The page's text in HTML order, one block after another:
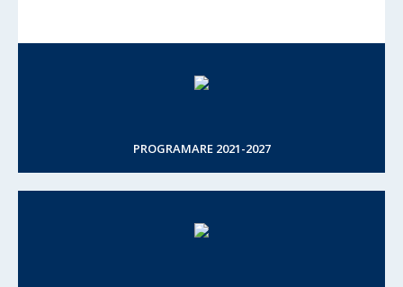
PROGRAMARE 2021-2027